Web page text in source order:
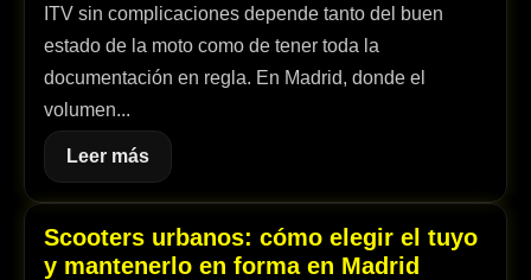
ITV sin complicaciones depende tanto del buen
estado de la moto como de tener toda la
documentación en regla. En Madrid, donde el
volumen...
Leer más
Scooters urbanos: cómo elegir el tuyo
y mantenerlo en forma en Madrid